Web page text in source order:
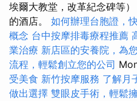
埃爾大教堂，改革紀念碑等
的酒店。 如何辦理台胞證，
概念 台中按摩排毒療程推薦
業治療 新店區的安養院，為
流程，輕鬆創立您的公司
受美食 新竹按摩服務 了解月
做出選擇 雙眼皮手術，輕鬆